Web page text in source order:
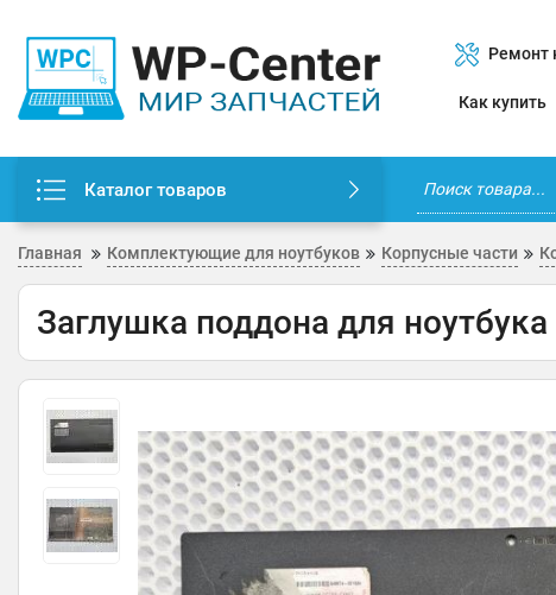
Ремонт
Как купить
Каталог товаров
Главная Комплектующие для ноутбуков Корпусные части
Заглушка поддона для